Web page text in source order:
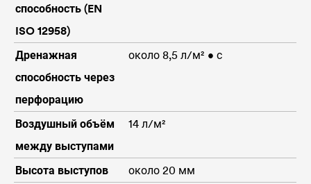
способность (EN
ISO 12958)
Дренажная
способность через
перфорацию
около 8,5 л/м² • с
Воздушный объём
между выступами
14 л/м²
Высота выступов
около 20 мм